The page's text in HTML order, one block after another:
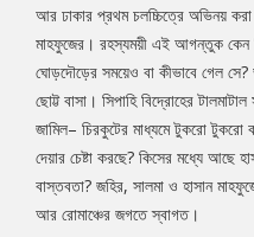
আর ঢাকার প্রথম চলচ্চিত্রে অভিনয় করা
মাহফুজের। রহস্যময়ী এই আগন্তুক কেন
ঘোড়দৌড়ের সময়েও বা কীভাবে গেল
ছোট্ট বাসা। সিপাহি বিদ্রোহের
জামিল– চিরকুটের মাধ্যমে টুকরো টুকরো
দেয়ার চেষ্টা করছে? কিসের মধ্যে আছে
বাস্তবতা? জহির, সালমা ও হাসান
আর রোমাঞ্চের জগতে স্বাগত।